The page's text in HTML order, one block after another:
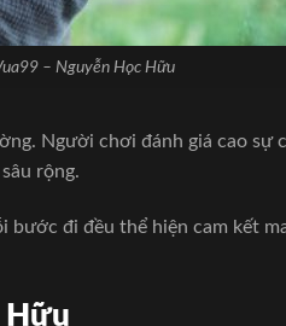
– Nguyễn Học Hữu
Người chơi đánh giá cao sự
rộng.
đi đều thể hiện cam kết
Hữu